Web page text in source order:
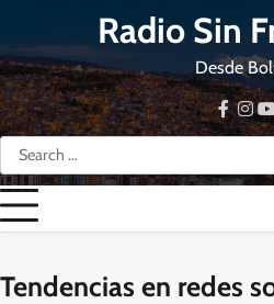
content
Radio Sin
Desde
Search
for:
Tendencias en redes